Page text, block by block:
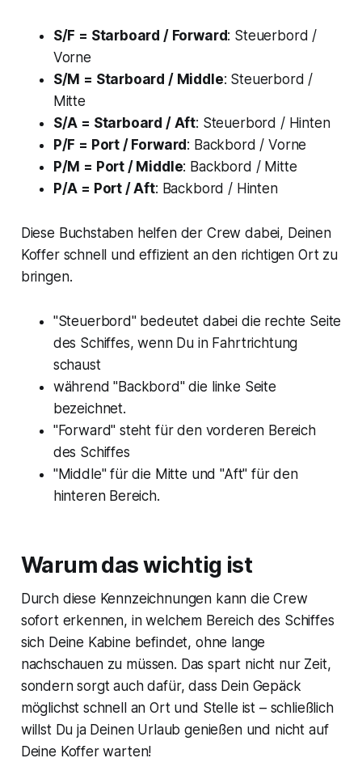
S/F = Starboard / Forward: Steuerbord /
Vorne
S/M = Starboard / Middle: Steuerbord /
Mitte
S/A = Starboard / Aft: Steuerbord / Hinten
P/F = Port / Forward: Backbord / Vorne
P/M = Port / Middle: Backbord / Mitte
P/A = Port / Aft: Backbord / Hinten
Diese Buchstaben helfen der Crew dabei, Deinen
Koffer schnell und effizient an den richtigen Ort zu
bringen.
"Steuerbord" bedeutet dabei die rechte Seite
des Schiffes, wenn Du in Fahrtrichtung
schaust
während "Backbord" die linke Seite
bezeichnet.
"Forward" steht für den vorderen Bereich
des Schiffes
"Middle" für die Mitte und "Aft" für den
hinteren Bereich.
Warum das wichtig ist
Durch diese Kennzeichnungen kann die Crew
sofort erkennen, in welchem Bereich des Schiffes
sich Deine Kabine befindet, ohne lange
nachschauen zu müssen. Das spart nicht nur Zeit,
sondern sorgt auch dafür, dass Dein Gepäck
möglichst schnell an Ort und Stelle ist – schließlich
willst Du ja Deinen Urlaub genießen und nicht auf
Deine Koffer warten!